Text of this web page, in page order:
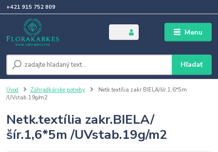
Menu
Hľadať
+421 915 752 809
Úvod Záhradkárske potreby
Netk.textília zakr.BIELA/šír.1,6*5m
/UVstab.19g/m2
Netk.textília zakr.BIELA/
šír.1,6*5m /UVstab.19g/m2